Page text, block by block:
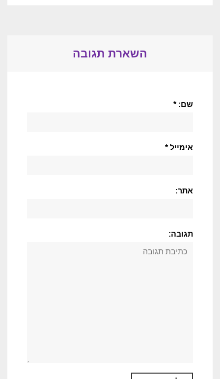
השארת תגובה
שם: *
אימייל *
אתר:
תגובה: